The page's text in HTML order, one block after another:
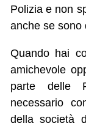
Polizia e non
anche se sono
Quando hai
amichevole
parte delle
necessario
della società